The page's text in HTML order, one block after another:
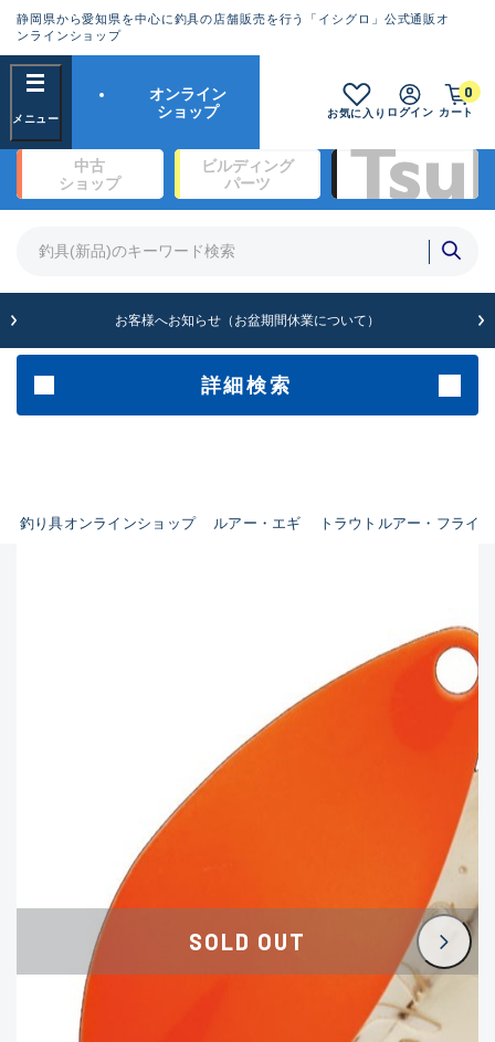
静岡県から愛知県を中心に釣具の店舗販売を行う「イシグロ」公式通販オ
ンラインショップ
オンライン
ショップ
お気に入り ログイン カート
0
中古
ショップ
ビルディング
パーツ
お客様へお知らせ（お盆期間休業について）
詳細検索
釣り具オンラインショップ ルアー・エギ トラウトルアー・フライ
フリーワード
商品カテゴリ
リール・カスタムパーツ(342)
ライン・ハリス・道糸(761)
針・仕掛(319)
新商品(35)
ランクとは？
良
悪
SA
新古品（メーカー問屋から仕
入れた未使用品）
※店頭展示時の置き傷が付いている
ものも含む
傷が極めて少ない極上品
B
C
使用感や傷のある一般的な中
古品
かなり使用感があり、全体的
著しく状態が悪いが使用はで
きるもの、改造品も含む
SOLD OUT